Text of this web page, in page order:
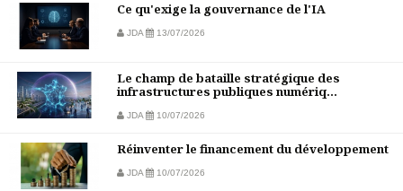
Ce qu'exige la gouvernance de l'IA
JDA 13/07/2026
Le champ de bataille stratégique des
infrastructures publiques numériq...
JDA 10/07/2026
Réinventer le financement du développement
JDA 10/07/2026